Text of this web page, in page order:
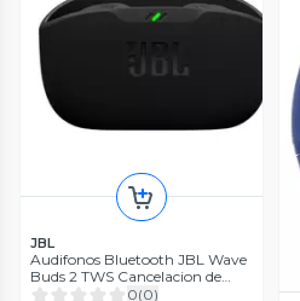
JBL
Audifonos Bluetooth JBL Wave
Buds 2 TWS Cancelacion de
Ruido
0(0)